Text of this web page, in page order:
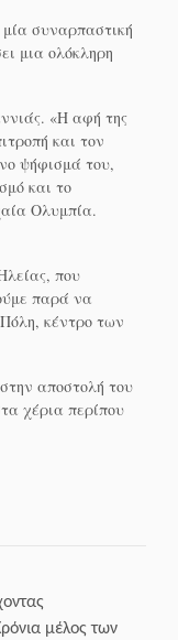
συναρπαστική
μια ολόκληρη
«Η αφή της
και τον
ψήφισμά του,
και το
Ολυμπία.
που
παρά να
κέντρο των
αποστολή του
χέρια περίπου
μέλος των